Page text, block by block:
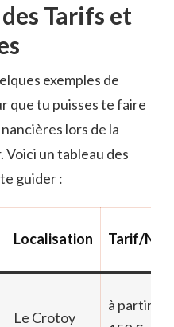
Tarifs et
exemples de
que tu puisses te faire
lors de la
un tableau des
guider :
Localisation Tarif/Nuit
Le Crotoy
à partir de